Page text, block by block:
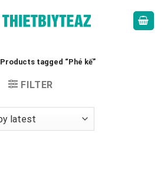
Products tagged “Phé kế”
FILTER